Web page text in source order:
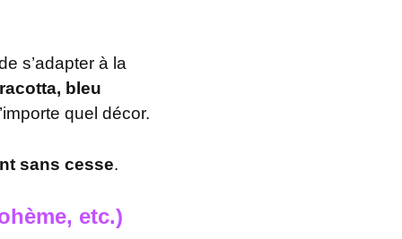
s’adapter à la
bleu
quel décor.
sans cesse.
etc.)